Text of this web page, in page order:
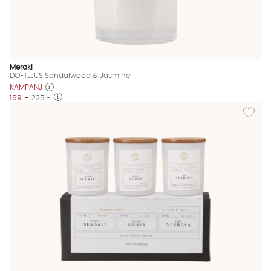
Meraki
DOFTLJUS Sandalwood & Jasmine
KAMPANJ
169 :- 225 :-
Lägg